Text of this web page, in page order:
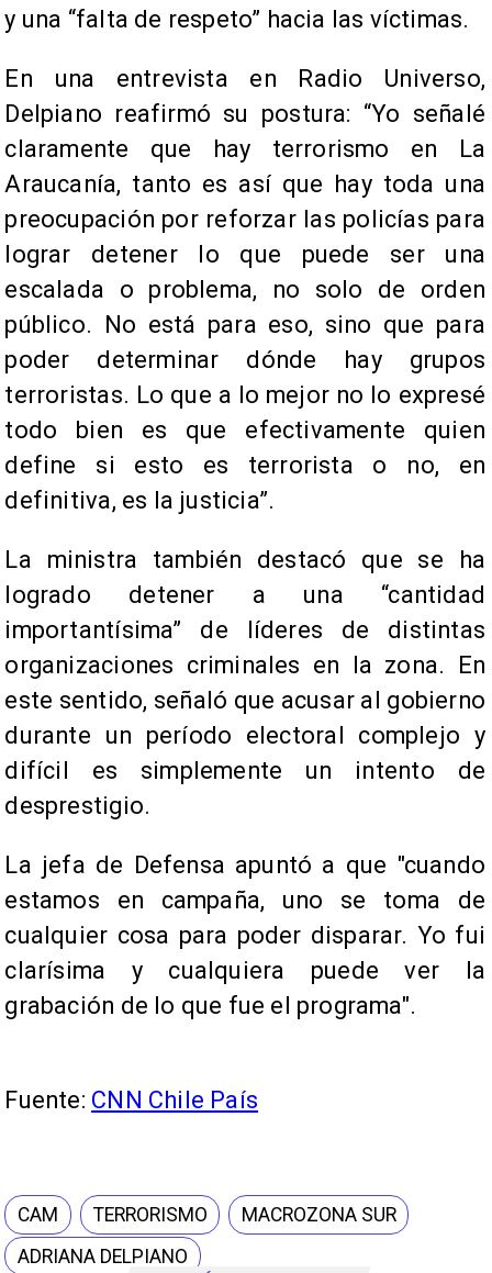
y una “falta de respeto” hacia las víctimas.
En una entrevista en Radio Universo,
Delpiano reafirmó su postura: “Yo señalé
claramente que hay terrorismo en La
Araucanía, tanto es así que hay toda una
preocupación por reforzar las policías para
lograr detener lo que puede ser una
escalada o problema, no solo de orden
público. No está para eso, sino que para
poder determinar dónde hay grupos
terroristas. Lo que a lo mejor no lo expresé
todo bien es que efectivamente quien
define si esto es terrorista o no, en
definitiva, es la justicia”.
La ministra también destacó que se ha
logrado detener a una “cantidad
importantísima” de líderes de distintas
organizaciones criminales en la zona. En
este sentido, señaló que acusar al gobierno
durante un período electoral complejo y
difícil es simplemente un intento de
desprestigio.
La jefa de Defensa apuntó a que "cuando
estamos en campaña, uno se toma de
cualquier cosa para poder disparar. Yo fui
clarísima y cualquiera puede ver la
grabación de lo que fue el programa".
Fuente: CNN Chile País
CAM TERRORISMO
MACROZONA SUR
ADRIANA DELPIANO